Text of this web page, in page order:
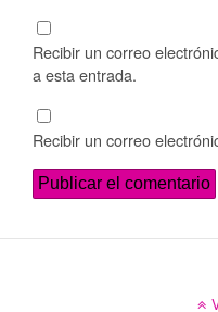
Recibir un correo
a esta entrada.
Recibir un correo